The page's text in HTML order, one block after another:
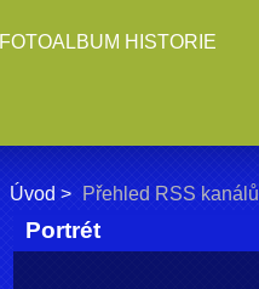
FOTOALBUM HISTORIE
Úvod Přehled RSS kanálů
Portrét